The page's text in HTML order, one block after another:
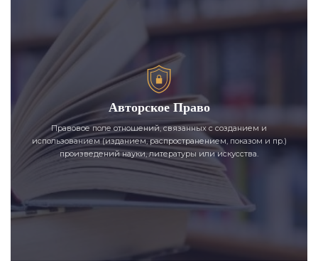
Авторское Право
Правовое поле отношений, связанных с созданием и
использованием (изданием, распространением, показом и пр.)
произведений науки, литературы или искусства.